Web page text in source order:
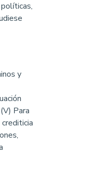
y
(V) Para